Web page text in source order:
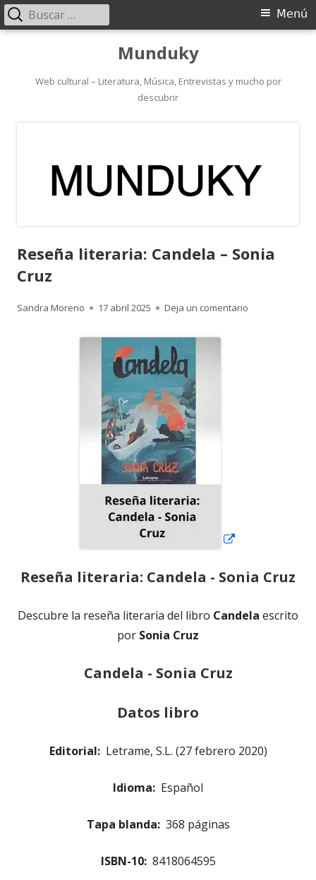
contenido
Munduky
Web cultural – Literatura, Música, Entrevistas y mucho por
descubrir
Menú
Menú
Buscar:
Reseña literaria: Candela – Sonia
Cruz
Autor
Sandra Moreno
Publicado
17 abril 2025 Deja un comentario
Reseña literaria: Candela - Sonia Cruz
Descubre la reseña literaria del libro Candela escrito
por Sonia Cruz
Candela - Sonia Cruz
Datos libro
Editorial: ‎ Letrame, S.L. (27 febrero 2020)
Idioma: ‎ Español
Tapa blanda: ‎ 368 páginas
ISBN-10: ‎ 8418064595